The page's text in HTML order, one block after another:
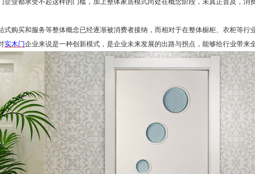
企业都承受不起这样的门槛，加上整体家居模式尚处在概念阶段，未真正普及，消
式购买和服务等整体概念已经逐渐被消费者接纳，而相对于在整体橱柜、衣柜等行
实木门企业来说是一种创新模式，是企业未来发展的出路与拐点，能够给行业带来